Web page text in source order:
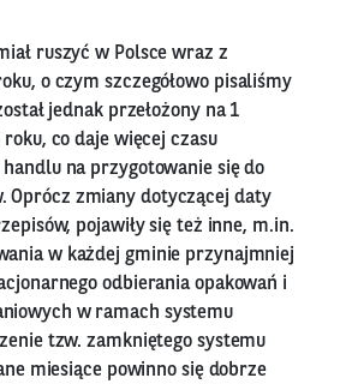
ruszyć w Polsce wraz z
o czym szczegółowo pisaliśmy
jednak przełożony na 1
co daje więcej czasu
na przygotowanie się do
Oprócz zmiany dotyczącej daty
pojawiły się też inne, m.in.
w każdej gminie przynajmniej
odbierania opakowań i
w ramach systemu
tzw. zamkniętego systemu
miesiące powinno się dobrze